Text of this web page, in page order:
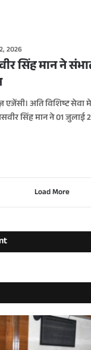
2026
सिंह मान ने
एजेंसी। अति विशिष्ट
सिंह मान ने 01 जुलाई
Load More